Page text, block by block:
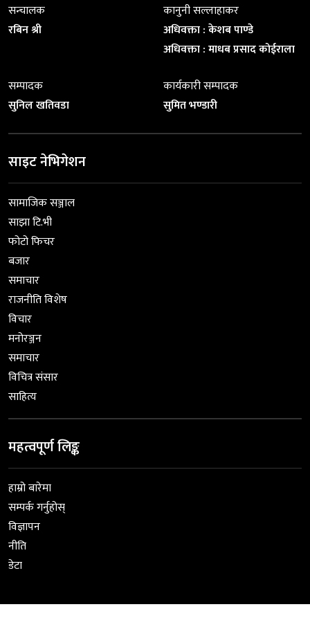
सन्चालक
रबिन श्री
कानुनी सल्लाहाकर
अधिवक्ता : केशब पाण्डे
अधिवक्ता : माधब प्रसाद कोईराला
सम्पादक
सुनिल खतिवडा
कार्यकारी सम्पादक
सुमित भण्डारी
साइट नेभिगेशन
सामाजिक सञ्जाल
साझा टि.भी
फोटो फिचर
बजार
समाचार
राजनीति विशेष
विचार
मनोरञ्जन
समाचार
विचित्र संसार
साहित्य
महत्वपूर्ण लिङ्क
हाम्रो बारेमा
सम्पर्क गर्नुहोस्
विज्ञापन
नीति
डेटा